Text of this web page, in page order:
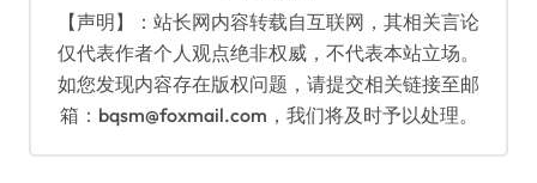
【声明】：站长网内容转载自互联网，其相关言论
仅代表作者个人观点绝非权威，不代表本站立场。
如您发现内容存在版权问题，请提交相关链接至邮
箱：bqsm@foxmail.com，我们将及时予以处理。